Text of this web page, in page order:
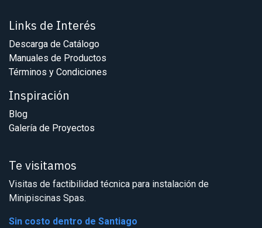
Links de Interés
Descarga de Catálogo
Manuales de Productos
Términos y Condiciones
Inspiración
Blog
Galería de Proyectos
Te visitamos
Visitas de factibilidad técnica para instalación de
Minipiscinas Spas.
Sin costo dentro de Santiago